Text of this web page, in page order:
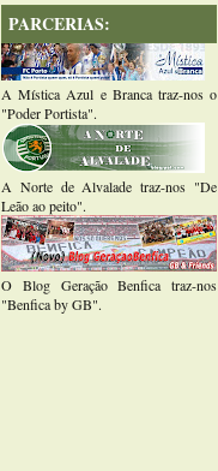
PARCERIAS:
A Mística Azul e Branca traz-nos o
"Poder Portista".
A Norte de Alvalade traz-nos "De
Leão ao peito".
O Blog Geração Benfica traz-nos
"Benfica by GB".